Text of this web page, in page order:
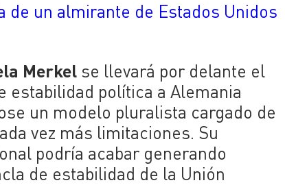
de un almirante de Estados Unidos
Merkel se llevará por delante el
política a Alemania
un modelo pluralista cargado de
vez más limitaciones. Su
podría acabar generando
de estabilidad de la Unión